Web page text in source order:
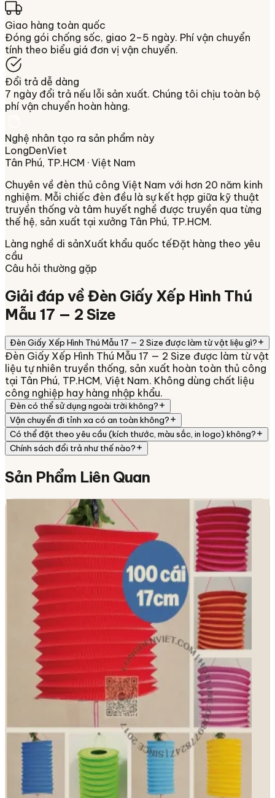
Giao hàng toàn quốc
Đóng gói chống sốc, giao 2–5 ngày. Phí vận chuyển
tính theo biểu giá đơn vị vận chuyển.
Đổi trả dễ dàng
7 ngày đổi trả nếu lỗi sản xuất. Chúng tôi chịu toàn bộ
phí vận chuyển hoàn hàng.
Nghệ nhân tạo ra sản phẩm này
LongDenViet
Tân Phú, TP.HCM · Việt Nam
Chuyên về đèn thủ công Việt Nam với hơn 20 năm kinh
nghiệm. Mỗi chiếc đèn đều là sự kết hợp giữa kỹ thuật
truyền thống và tâm huyết nghề được truyền qua từng
thế hệ, sản xuất tại xưởng Tân Phú, TP.HCM.
Làng nghề di sảnXuất khẩu quốc tếĐặt hàng theo yêu
cầu
Câu hỏi thường gặp
Giải đáp vềĐèn Giấy Xếp Hình Thú
Mẫu 17 — 2 Size
Đèn Giấy Xếp Hình Thú Mẫu 17 — 2 Size được làm từ vật liệu gì?
Đèn Giấy Xếp Hình Thú Mẫu 17 — 2 Size được làm từ vật
liệu tự nhiên truyền thống, sản xuất hoàn toàn thủ công
tại Tân Phú, TP.HCM, Việt Nam. Không dùng chất liệu
công nghiệp hay hàng nhập khẩu.
Đèn có thể sử dụng ngoài trời không?
Vận chuyển đi tỉnh xa có an toàn không?
Có thể đặt theo yêu cầu (kích thước, màu sắc, in logo) không?
Chính sách đổi trả như thế nào?
Sản Phẩm Liên Quan